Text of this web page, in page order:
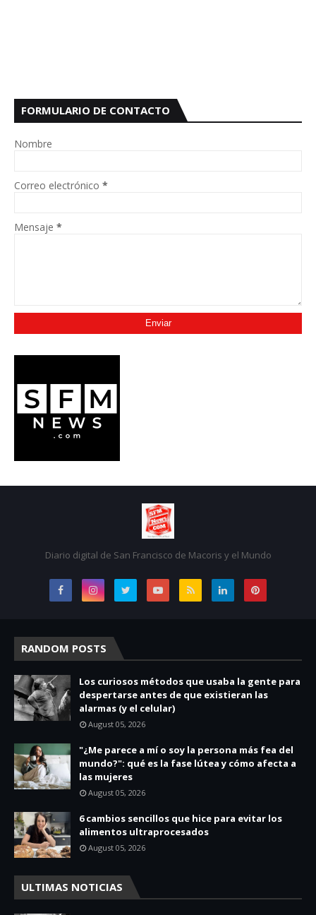
FORMULARIO DE CONTACTO
Nombre
Correo electrónico *
Mensaje *
Diario digital de San Francisco de Macoris y el Mundo
RANDOM POSTS
Los curiosos métodos que usaba la gente para
despertarse antes de que existieran las
alarmas (y el celular)
August 05, 2026
"¿Me parece a mí o soy la persona más fea del
mundo?": qué es la fase lútea y cómo afecta a
las mujeres
August 05, 2026
6 cambios sencillos que hice para evitar los
alimentos ultraprocesados
August 05, 2026
ULTIMAS NOTICIAS